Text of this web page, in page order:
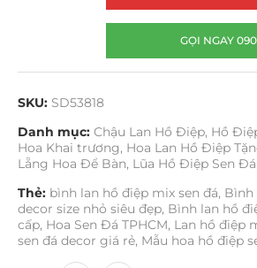
GỌI NGAY
SKU: SD53818
Danh mục: Chậu Lan Hồ Điệp, Hồ
Hoa Khai trương, Hoa Lan Hồ Điệp
Lẵng Hoa Để Bàn, Lũa Hồ Điệp Sen Đá
Thẻ: bình lan hồ điệp mix sen đá, Bình
decor size nhỏ siêu đẹp, Bình lan hồ
cấp, Hoa Sen Đá TPHCM, Lan hồ điệp
sen đá decor giá rẻ, Mẫu hoa hồ điệp